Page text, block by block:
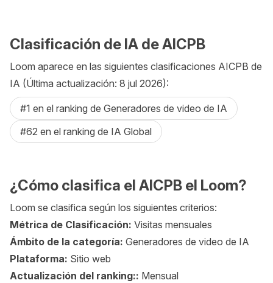
Clasificación de IA de AICPB
Loom aparece en las siguientes clasificaciones AICPB de
IA (Última actualización: 8 jul 2026):
#1 en el ranking de Generadores de video de IA
#62 en el ranking de IA Global
¿Cómo clasifica el AICPB el Loom?
Loom se clasifica según los siguientes criterios:
Métrica de Clasificación: Visitas mensuales
Ámbito de la categoría: Generadores de video de IA
Plataforma: Sitio web
Actualización del ranking:: Mensual